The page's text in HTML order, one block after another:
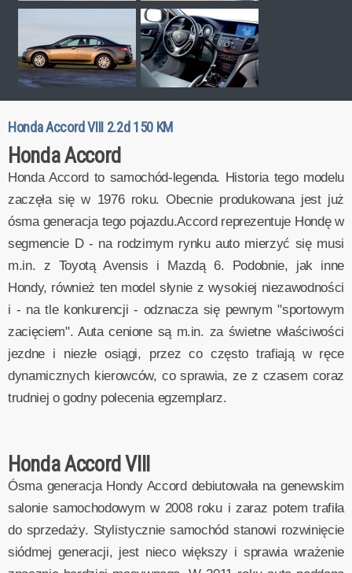
Honda Accord VIII 2.2d 150 KM
Honda Accord
Honda Accord to samochód-legenda. Historia tego modelu
zaczęła się w 1976 roku. Obecnie produkowana jest już
ósma generacja tego pojazdu.Accord reprezentuje Hondę w
segmencie D - na rodzimym rynku auto mierzyć się musi
m.in. z Toyotą Avensis i Mazdą 6. Podobnie, jak inne
Hondy, również ten model słynie z wysokiej niezawodności
i - na tle konkurencji - odznacza się pewnym "sportowym
zacięciem". Auta cenione są m.in. za świetne właściwości
jezdne i niezłe osiągi, przez co często trafiają w ręce
dynamicznych kierowców, co sprawia, ze z czasem coraz
trudniej o godny polecenia egzemplarz.
Honda Accord VIII
Ósma generacja Hondy Accord debiutowała na genewskim
salonie samochodowym w 2008 roku i zaraz potem trafiła
do sprzedaży. Stylistycznie samochód stanowi rozwinięcie
siódmej generacji, jest nieco większy i sprawia wrażenie